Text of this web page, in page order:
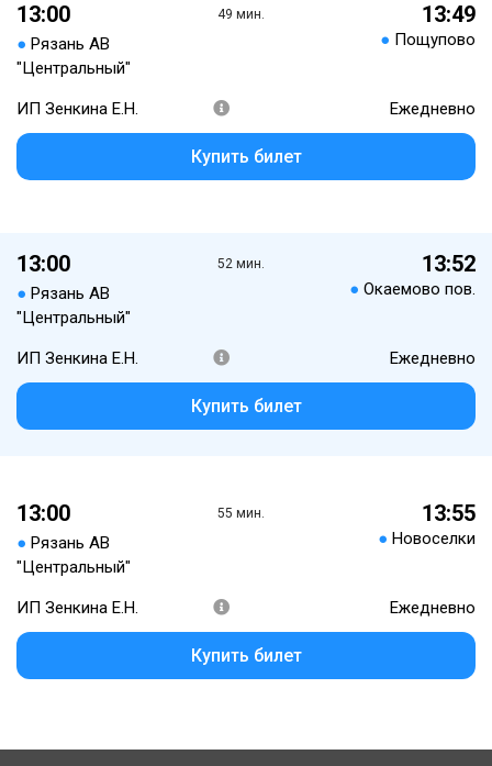
13:00
● Рязань АВ
"Центральный"
49 мин. 13:49
● Пощупово
ИП Зенкина Е.Н. Ежедневно
Купить билет
13:00
● Рязань АВ
"Центральный"
52 мин. 13:52
● Окаемово пов.
ИП Зенкина Е.Н. Ежедневно
Купить билет
13:00
● Рязань АВ
"Центральный"
55 мин. 13:55
● Новоселки
ИП Зенкина Е.Н. Ежедневно
Купить билет